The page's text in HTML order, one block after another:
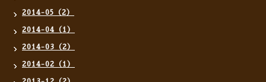
2014-05（2）
2014-04（1）
2014-03（2）
2014-02（1）